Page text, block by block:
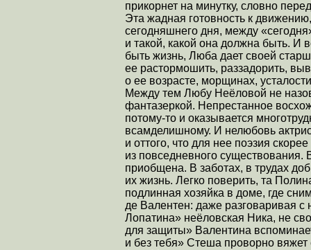
прикорнет на минутку, словно
Эта жадная готовность к
сегодняшнего дня, между
и такой, какой она должна быть. И
быть жизнь, Люба дает своей
ее растормошить, раззадорить,
о ее возрасте, морщинах,
Между тем Любу Неёловой не
фантазеркой. Непрестанное
потому-то и оказывается
всамделишному. И нелюбовь
и оттого, что для нее поэзия
из повседневного существования.
приобщена. В заботах, в трудах
их жизнь. Легко поверить, та
подлинная хозяйка в доме, где
де Валентен: даже разговаривая
Лопатина» неёловская Ника, не
для защиты» Валентина
и без тебя» Стеша проворно